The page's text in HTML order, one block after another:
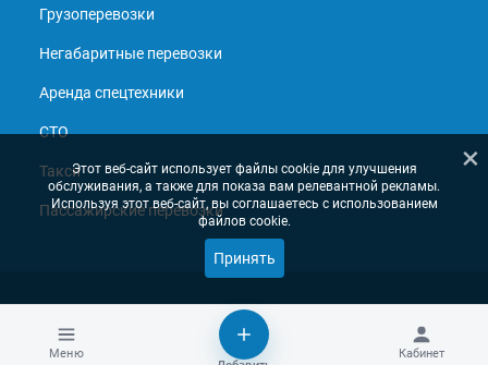
Грузоперевозки
Негабаритные перевозки
Аренда спецтехники
СТО
Такси
Пассажирские перевозки
© 2013 - 2026, Справочник перевозчиков
Меню
Кабинет
×
Этот веб-сайт использует файлы cookie для улучшения
обслуживания, а также для показа вам релевантной рекламы.
Используя этот веб-сайт, вы соглашаетесь с использованием
файлов cookie.
Принять